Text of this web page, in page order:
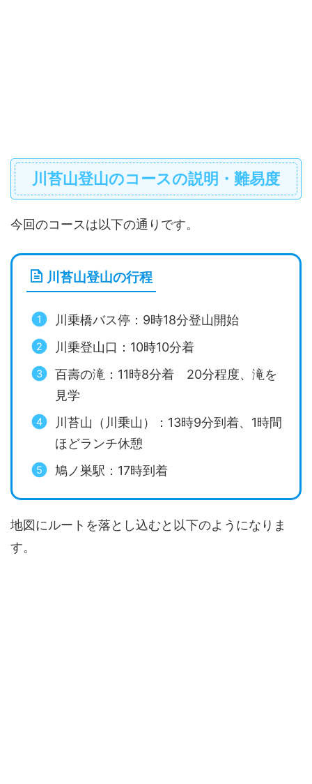
川苔山登山のコースの説明・難易度
今回のコースは以下の通りです。
川苔山登山の行程
川乗橋バス停：9時18分登山開始
川乗登山口：10時10分着
百壽の滝：11時8分着 20分程度、滝を
見学
川苔山（川乗山）：13時9分到着、1時間
ほどランチ休憩
鳩ノ巣駅：17時到着
地図にルートを落とし込むと以下のようになりま
す。